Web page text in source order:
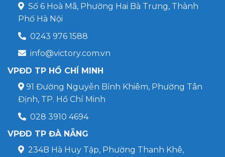
Số 6 Hoà Mã, Phường Hai Bà Trưng, Thành
Phố Hà Nội
0243 976 1588
info@victory.com.vn
VPĐD TP HỒ CHÍ MINH
91 Đường Nguyễn Bỉnh Khiêm, Phường Tân
Định, TP. Hồ Chí Minh
028 3910 4694
VPĐD TP ĐÀ NẴNG
234B Hà Huy Tập, Phường Thanh Khê,